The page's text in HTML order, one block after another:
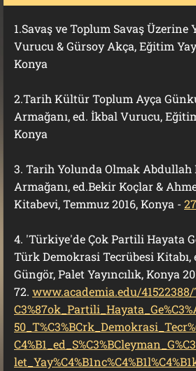
1.Savaş ve Toplum Savaş Üzerine
Vurucu & Gürsoy Akça, Eğitim
Konya
2.Tarih Kültür Toplum Ayça
Armağanı, ed. İkbal Vurucu,
Konya
3. Tarih Yolunda Olmak Abdullah
Armağanı, ed.Bekir Koçlar &
Kitabevi, Temmuz 2016, Konya - 27
4. 'Türkiye'de Çok Partili Hayata
Türk Demokrasi Tecrübesi Kitabı,
Güngör, Palet Yayıncılık, Konya
72. www.academia.edu/41522388/